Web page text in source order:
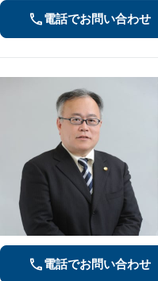
電話でお問い合わせ
電話でお問い合わせ